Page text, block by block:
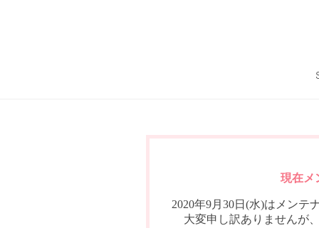
現在メ
2020年9月30日(水)はメンテ
大変申し訳ありませんが